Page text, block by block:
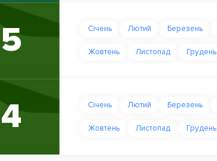
Січень Лютий Березень
Жовтень Листопад Грудень
Січень Лютий Березень
Жовтень Листопад Грудень